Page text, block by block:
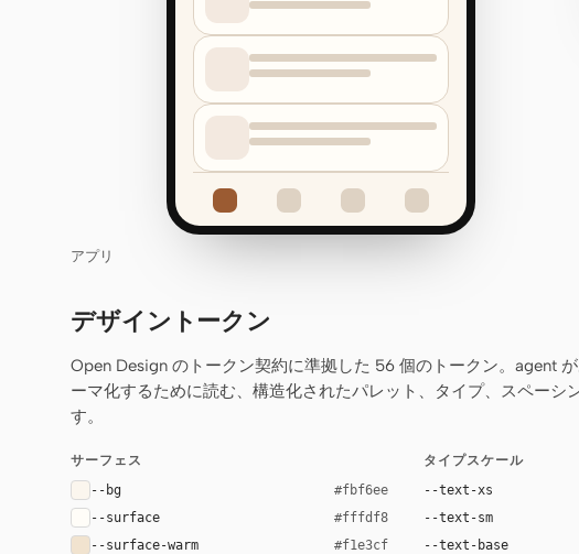
アプリ
デザイントークン
Open Design のトークン契約に準拠した 56 個のトークン。agent
ーマ化するために読む、構造化されたパレット、タイプ、スペーシ
す。
サーフェス
--bg #fbf6ee
--surface #fffdf8
--surface-warm #f1e3cf
タイプスケール
--text-xs
--text-sm
--text-base